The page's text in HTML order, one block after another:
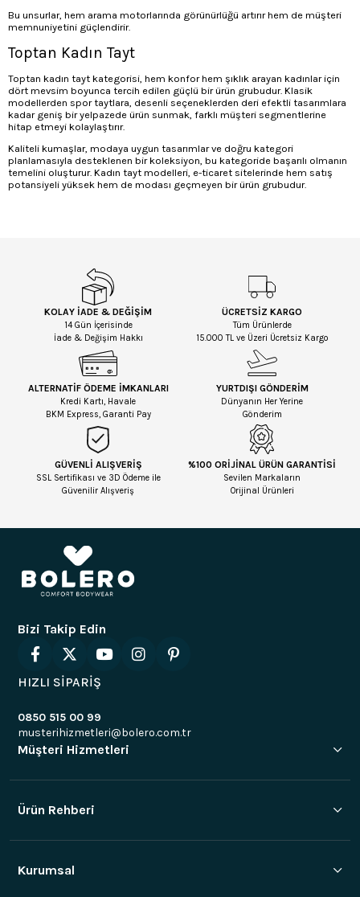
Bu unsurlar, hem arama motorlarında görünürlüğü artırır hem de müşteri
memnuniyetini güçlendirir.
Toptan Kadın Tayt
Toptan kadın tayt kategorisi, hem konfor hem şıklık arayan kadınlar için
dört mevsim boyunca tercih edilen güçlü bir ürün grubudur. Klasik
modellerden spor taytlara, desenli seçeneklerden deri efektli tasarımlara
kadar geniş bir yelpazede ürün sunmak, farklı müşteri segmentlerine
hitap etmeyi kolaylaştırır.
Kaliteli kumaşlar, modaya uygun tasarımlar ve doğru kategori
planlamasıyla desteklenen bir koleksiyon, bu kategoride başarılı olmanın
temelini oluşturur. Kadın tayt modelleri, e-ticaret sitelerinde hem satış
potansiyeli yüksek hem de modası geçmeyen bir ürün grubudur.
KOLAY İADE & DEĞİŞİM
14 Gün İçerisinde
İade & Değişim Hakkı
ÜCRETSİZ KARGO
Tüm Ürünlerde
15.000 TL ve Üzeri Ücretsiz Kargo
ALTERNATİF ÖDEME İMKANLARI
Kredi Kartı, Havale
BKM Express, Garanti Pay
YURTDIŞI GÖNDERİM
Dünyanın Her Yerine
Gönderim
GÜVENLİ ALIŞVERİŞ
SSL Sertifikası ve 3D Ödeme ile
Güvenilir Alışveriş
%100 ORİJİNAL ÜRÜN GARANTİSİ
Sevilen Markaların
Orijinal Ürünleri
Bizi Takip Edin
HIZLI SİPARİŞ
0850 515 00 99
musterihizmetleri@bolero.com.tr
Müşteri Hizmetleri
Ürün Rehberi
Kurumsal